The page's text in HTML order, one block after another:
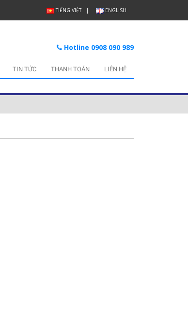
TIẾNG VIỆT ENGLISH
Hotline 0908 090 989
TIN TỨC THANH TOÁN LIÊN HỆ